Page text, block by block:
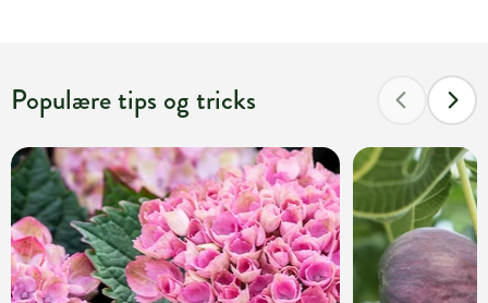
Populære tips og tricks